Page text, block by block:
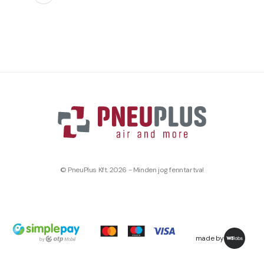
© PneuPlus Kft. 2026 - Minden jog fenntartva!
made by